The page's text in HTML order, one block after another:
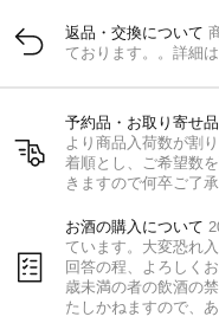
返品・交換について
ております。。詳細
予約品・お取り寄せ
より商品入荷数が割
着順とし、ご希望数
きますので何卒ご了承
お酒の購入について
ています。大変恐れ
回答の程、よろしく
歳未満の者の飲酒の
たしかねますので、